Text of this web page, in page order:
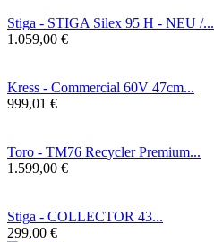
Stiga - STIGA Silex 95 H - NEU /...
1.059,00 €
Kress - Commercial 60V 47cm...
999,01 €
Toro - TM76 Recycler Premium...
1.599,00 €
Stiga - COLLECTOR 43...
299,00 €